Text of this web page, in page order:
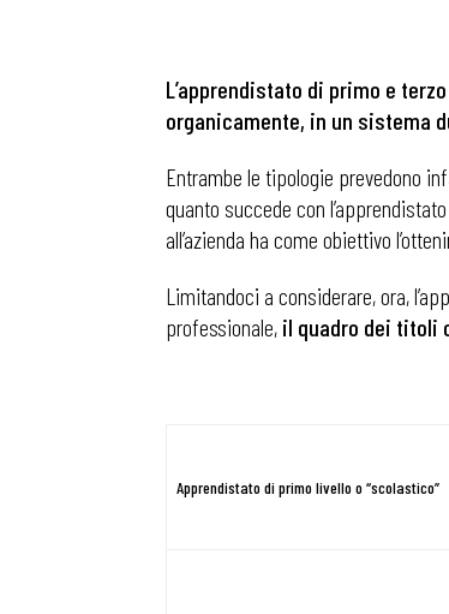
L’apprendistato di primo e
organicamente, in un sistema
Entrambe le tipologie prevedono
quanto succede con
all’azienda ha come obiettivo
Limitandoci a considerare, ora,
professionale, il quadro dei titoli
Apprendistato di primo livello o “scolastico”